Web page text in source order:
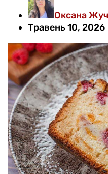
Оксана
Травень 10, 2026